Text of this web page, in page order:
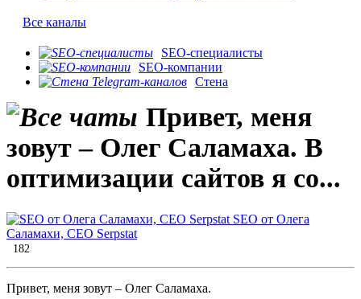
Все каналы
SEO-специалисты
SEO-компании
Стена
Привет, меня
зовут ‒ Олег Саламаха. В
оптимизации сайтов я со...
SEO от Олега
Саламахи, CEO Serpstat
182
Привет, меня зовут ‒ Олег Саламаха.